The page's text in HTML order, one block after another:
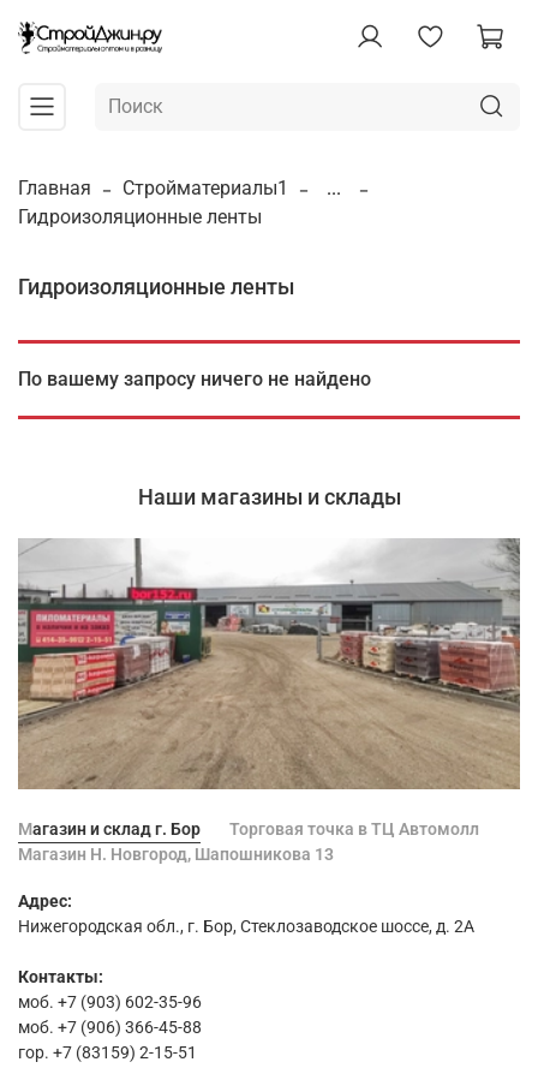
Главная Стройматериалы1
...
Гидроизоляционные ленты
Гидроизоляционные ленты
По вашему запросу ничего не найдено
Наши магазины и склады
Магазин и склад г. Бор
Торговая точка в ТЦ Автомолл
Магазин Н. Новгород, Шапошникова 13
Адрес:
Нижегородская обл., г. Бор, Стеклозаводское шоссе, д. 2А
Контакты:
моб. +7 (903) 602-35-96
моб. +7 (906) 366-45-88
гор. +7 (83159) 2-15-51